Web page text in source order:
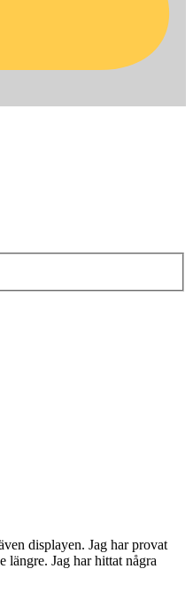
displayen. Jag har provat
Jag har hittat några